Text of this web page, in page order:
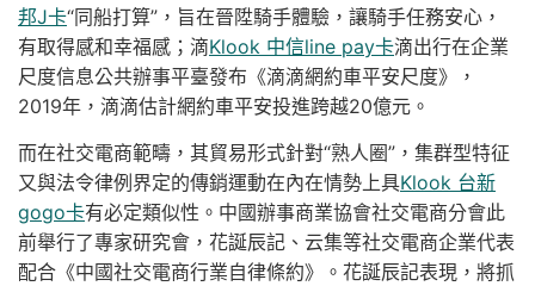
邦J卡“同船打算”，旨在晉陞騎手體驗，讓騎手任務安心，
有取得感和幸福感；滴Klook 中信line pay卡滴出行在企業
尺度信息公共辦事平臺發布《滴滴網約車平安尺度》，
2019年，滴滴估計網約車平安投進跨越20億元。
而在社交電商範疇，其貿易形式針對“熟人圈”，集群型特征
又與法令律例界定的傳銷運動在內在情勢上具Klook 台新
gogo卡有必定類似性。中國辦事商業協會社交電商分會此
前舉行了專家研究會，花誕辰記、云集等社交電商企業代表
配合《中國社交電商行業自律條約》。花誕辰記表現，將抓